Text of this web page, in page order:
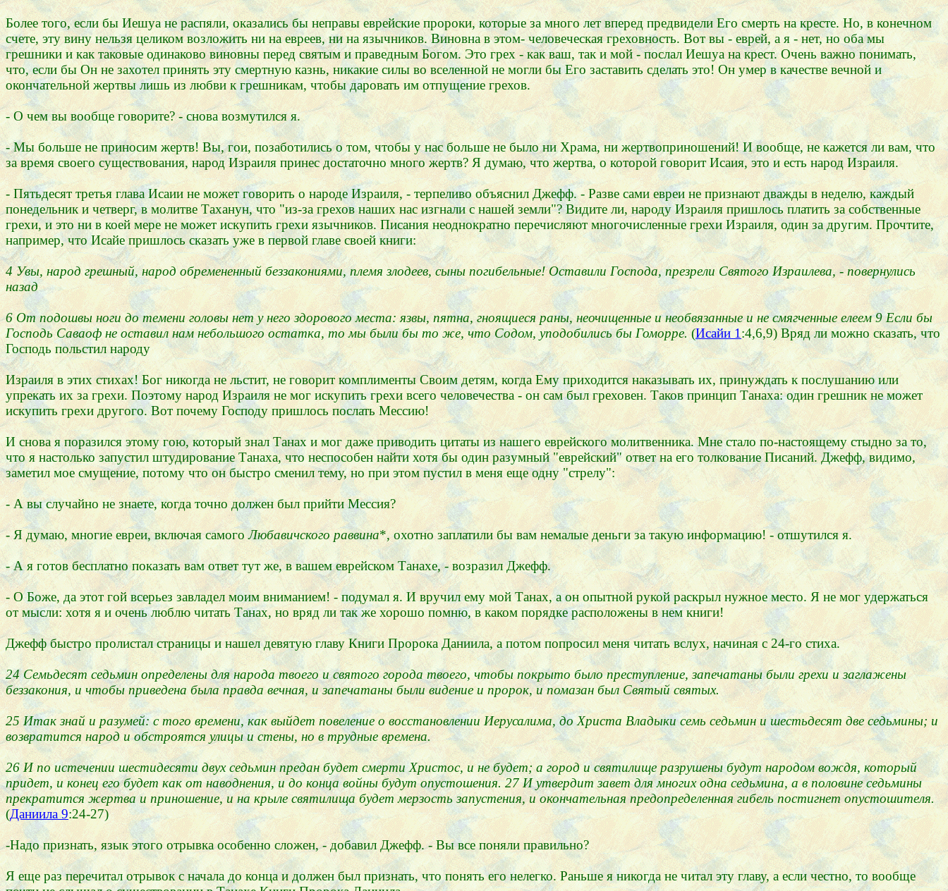
Более того, если бы Иешуа не распяли, оказались бы неправы еврейские пророки, которые за много лет вперед предвидели Его смерть на кресте. Но, в конечном
счете, эту вину нельзя целиком возложить ни на евреев, ни на язычников. Виновна в этом- человеческая греховность. Вот вы - еврей, а я - нет, но оба мы
грешники и как таковые одинаково виновны перед святым и праведным Богом. Это грех - как ваш, так и мой - послал Иешуа на крест. Очень важно понимать,
что, если бы Он не захотел принять эту смертную казнь, никакие силы во вселенной не могли бы Его заставить сделать это! Он умер в качестве вечной и
окончательной жертвы лишь из любви к грешникам, чтобы даровать им отпущение грехов.
- О чем вы вообще говорите? - снова возмутился я.
- Мы больше не приносим жертв! Вы, гои, позаботились о том, чтобы у нас больше не было ни Храма, ни жертвоприношений! И вообще, не кажется ли вам, что
за время своего существования, народ Израиля принес достаточно много жертв? Я думаю, что жертва, о которой говорит Исаия, это и есть народ Израиля.
- Пятьдесят третья глава Исаии не может говорить о народе Израиля, - терпеливо объяснил Джефф. - Разве сами евреи не признают дважды в неделю, каждый
понедельник и четверг, в молитве Таханун, что "из-за грехов наших нас изгнали с нашей земли"? Видите ли, народу Израиля пришлось платить за собственные
грехи, и это ни в коей мере не может искупить грехи язычников. Писания неоднократно перечисляют многочисленные грехи Израиля, один за другим. Прочтите,
например, что Исайе пришлось сказать уже в первой главе своей книги:
4 Увы, народ грешный, народ обремененный беззакониями, племя злодеев, сыны погибельные! Оставили Господа, презрели Святого Израилева, - повернулись
назад
6 От подошвы ноги до темени головы нет у него здорового места: язвы, пятна, гноящиеся раны, неочищенные и необвязанные и не смягченные елеем 9 Если бы
Господь Саваоф не оставил нам небольшого остатка, то мы были бы то же, что Содом, уподобились бы Гоморре.(Исайи 1:4,6,9) Вряд ли можно сказать, что
Господь польстил народу
Израиля в этих стихах! Бог никогда не льстит, не говорит комплименты Своим детям, когда Ему приходится наказывать их, принуждать к послушанию или
упрекать их за грехи. Поэтому народ Израиля не мог искупить грехи всего человечества - он сам был греховен. Таков принцип Танаха: один грешник не может
искупить грехи другого. Вот почему Господу пришлось послать Мессию!
И снова я поразился этому гою, который знал Танах и мог даже приводить цитаты из нашего еврейского молитвенника. Мне стало по-настоящему стыдно за то,
что я настолько запустил штудирование Танаха, что неспособен найти хотя бы один разумный "еврейский" ответ на его толкование Писаний. Джефф, видимо,
заметил мое смущение, потому что он быстро сменил тему, но при этом пустил в меня еще одну "стрелу":
- А вы случайно не знаете, когда точно должен был прийти Мессия?
- Я думаю, многие евреи, включая самогоЛюбавичского раввина*, охотно заплатили бы вам немалые деньги за такую информацию! - отшутился я.
- А я готов бесплатно показать вам ответ тут же, в вашем еврейском Танахе, - возразил Джефф.
- О Боже, да этот гой всерьез завладел моим вниманием! - подумал я. И вручил ему мой Танах, а он опытной рукой раскрыл нужное место. Я не мог удержаться
от мысли: хотя я и очень люблю читать Танах, но вряд ли так же хорошо помню, в каком порядке расположены в нем книги!
Джефф быстро пролистал страницы и нашел девятую главу Книги Пророка Даниила, а потом попросил меня читать вслух, начиная с 24-го стиха.
24 Семьдесят седьмин определены для народа твоего и святого города твоего, чтобы покрыто было преступление, запечатаны были грехи и заглажены
беззакония, и чтобы приведена была правда вечная, и запечатаны были видение и пророк, и помазан был Святый святых.
25 Итак знай и разумей: с того времени, как выйдет повеление о восстановлении Иерусалима, до Христа Владыки семь седьмин и шестьдесят две седьмины; и
возвратится народ и обстроятся улицы и стены, но в трудные времена.
26 И по истечении шестидесяти двух седьмин предан будет смерти Христос, и не будет; а город и святилище разрушены будут народом вождя, который
придет, и конец его будет как от наводнения, и до конца войны будут опустошения. 27 И утвердит завет для многих одна седьмина, а в половине седьмины
прекратится жертва и приношение, и на крыле святилища будет мерзость запустения, и окончательная предопределенная гибель постигнет опустошителя.
(Даниила 9:24-27)
-Надо признать, язык этого отрывка особенно сложен, - добавил Джефф. - Вы все поняли правильно?
Я еще раз перечитал отрывок с начала до конца и должен был признать, что понять его нелегко. Раньше я никогда не читал эту главу, а если честно, то вообще